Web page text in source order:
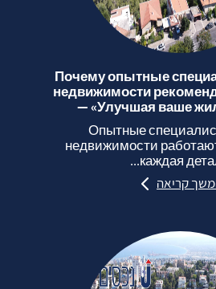
Почему опытные
недвижимости
— «Улучшая ваше
Опытные
недвижимости
каждая
קריאה